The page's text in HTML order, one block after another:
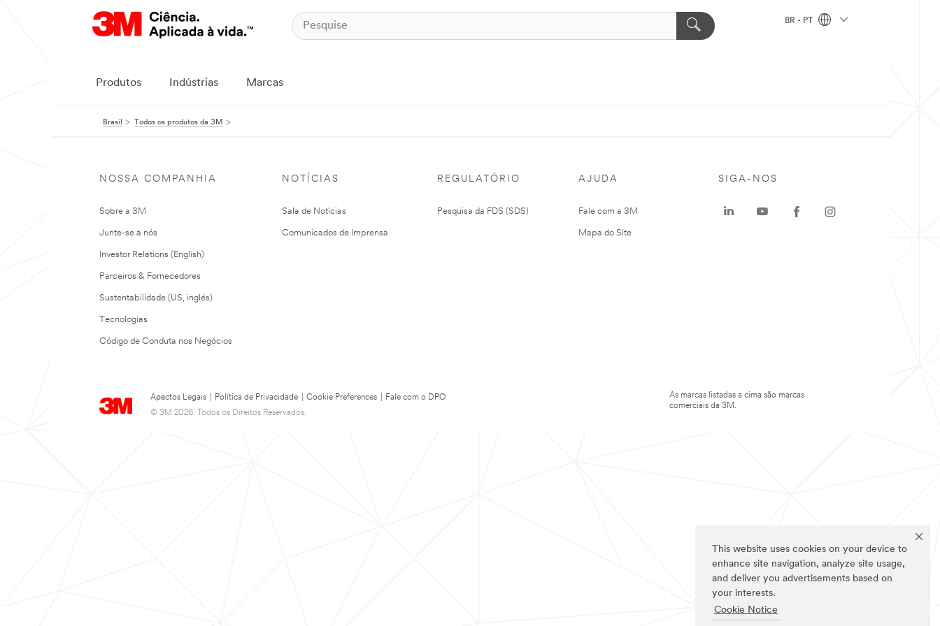
This website uses cookies on your device to
enhance site navigation, analyze site usage,
and deliver you advertisements based on
your interests.
Cookie Notice
BR - PT
Produtos Indústrias Marcas
Brasil Todos os produtos da 3M
NOSSA COMPANHIA
Sobre a 3M
Junte-se a nós
Investor Relations (English)
Parceiros & Fornecedores
Sustentabilidade (US, inglés)
Tecnologias
Código de Conduta nos Negócios
NOTÍCIAS
Sala de Notícias
Comunicados de Imprensa
REGULATÓRIO
Pesquisa da FDS (SDS)
AJUDA
Fale com a 3M
Mapa do Site
Apectos Legais Política de Privacidade Cookie Preferences
Fale com o DPO
© 3M 2026. Todos os Direitos Reservados.
SIGA-NOS
As marcas listadas a cima são marcas
comerciais da 3M.